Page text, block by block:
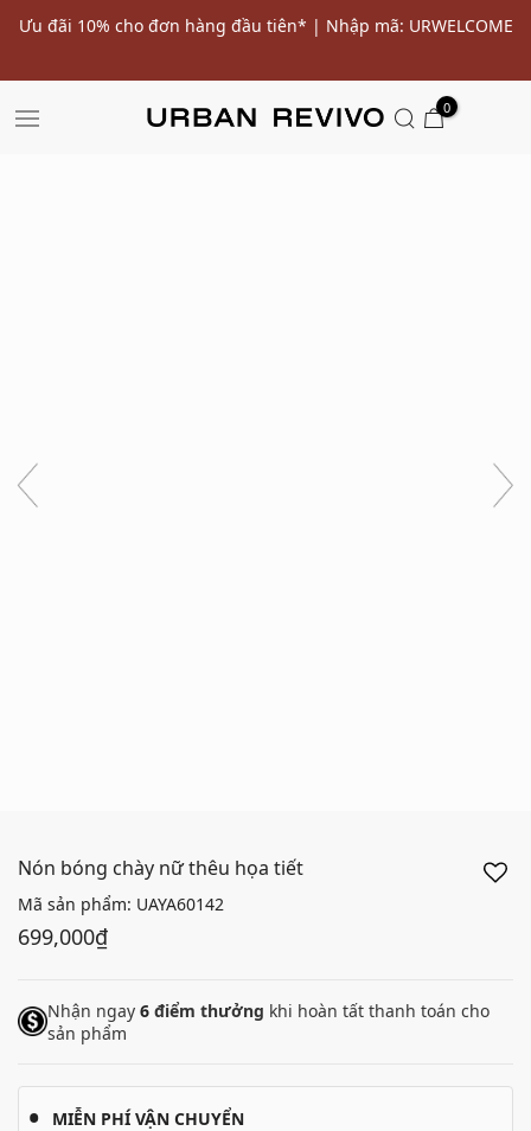
Ưu đãi 10% cho đơn hàng đầu tiên* | Nhập mã: URWELCOME
0
Nón bóng chày nữ thêu họa tiết
Mã sản phẩm: UAYA60142
699,000₫
Nhận ngay 6 điểm thưởng khi hoàn tất thanh toán cho
sản phẩm
MIỄN PHÍ VẬN CHUYỂN
SALE